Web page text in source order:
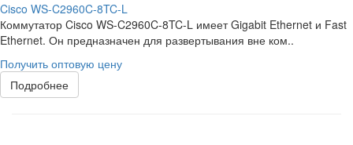
Cisco WS-C2960C-8TC-L
Коммутатор Cisco WS-C2960C-8TC-L имеет Gigabit Ethernet и Fast
Ethernet. Он предназначен для развертывания вне ком..
Получить оптовую цену
Подробнее